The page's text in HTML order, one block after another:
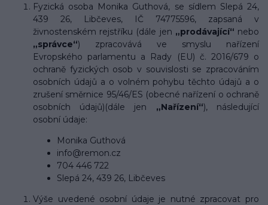
Fyzická osoba Monika Guthová, se sídlem Slepá 24,
439 26, Libčeves, IČ 74775596, zapsaná v
živnostenském rejstříku (dále jen „prodávající“ nebo
„správce“) zpracovává ve smyslu nařízení
Evropského parlamentu a Rady (EU) č. 2016/679 o
ochraně fyzických osob v souvislosti se zpracováním
osobních údajů a o volném pohybu těchto údajů a o
zrušení směrnice 95/46/ES (obecné nařízení o ochraně
osobních údajů)(dále jen „Nařízení“), následující
osobní údaje:
Monika Guthová
info@remon.cz
704 446 722
Slepá 24, 439 26, Libčeves
Výše uvedené osobní údaje je nutné zpracovat pro